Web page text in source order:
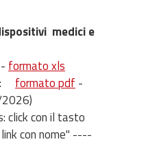
medici e
formato xls
formato pdf -
click con il tasto
con nome" ----